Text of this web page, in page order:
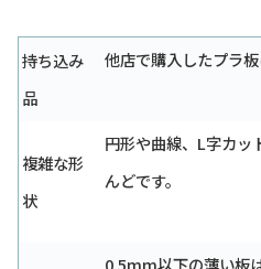
持ち込み
品
他店で購入したプラ
複雑な形
状
円形や曲線、L字カッ
んどです。
0.5mm以下の薄い板